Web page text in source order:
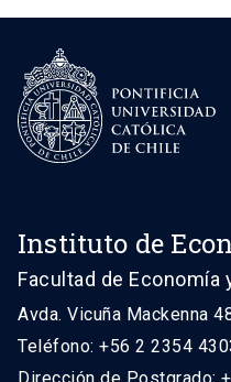
Instituto de
Facultad de Economía
Avda. Vicuña Mackenna
Teléfono: +56 2 2354